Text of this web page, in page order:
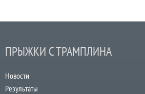
ПРЫЖКИ С ТРАМПЛИНА
Новости
Результаты